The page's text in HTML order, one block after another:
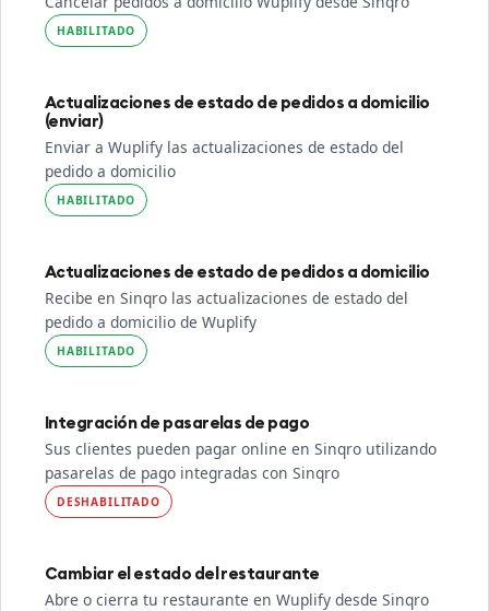
HABILITADO
Actualizaciones de estado de pedidos a domicilio
(enviar)
Enviar a Wuplify las actualizaciones de estado del
pedido a domicilio
HABILITADO
Actualizaciones de estado de pedidos a domicilio
Recibe en Sinqro las actualizaciones de estado del
pedido a domicilio de Wuplify
HABILITADO
Integración de pasarelas de pago
Sus clientes pueden pagar online en Sinqro utilizando
pasarelas de pago integradas con Sinqro
DESHABILITADO
Cambiar el estado del restaurante
Abre o cierra tu restaurante en Wuplify desde Sinqro